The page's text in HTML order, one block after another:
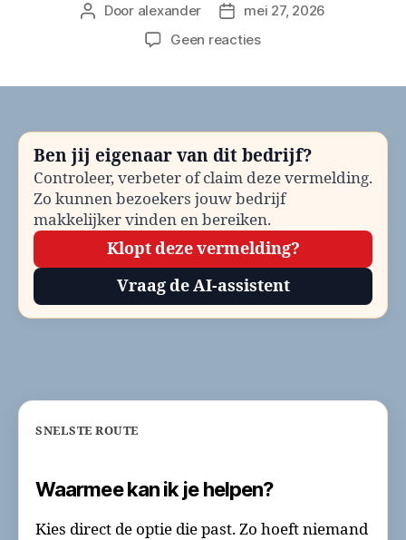
Berichtauteur
Door alexander Berichtdatum
mei 27, 2026
Geen reactiesop
Telefoonnummer
en
contactinformatie
Ben jij eigenaar van dit bedrijf?
Controleer, verbeter of claim deze vermelding.
Zo kunnen bezoekers jouw bedrijf
makkelijker vinden en bereiken.
Klopt deze vermelding?
Vraag de AI-assistent
SNELSTE ROUTE
Waarmee kan ik je helpen?
Kies direct de optie die past. Zo hoeft niemand